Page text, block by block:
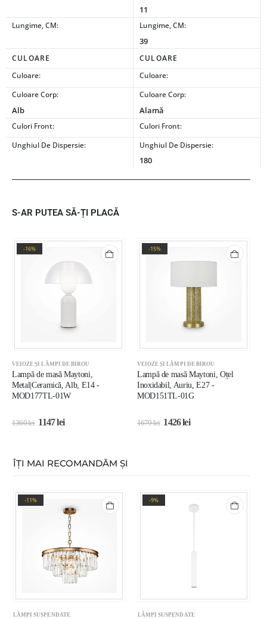
11
Lungime, CM: Lungime, CM:
39
CULOARE
CULOARE
Culoare:
Culoare:
Culoare Corp:
Alb
Culoare Corp:
Alamă
Culori Front:
Culori Front:
Unghiul De Dispersie:
Unghiul De Dispersie:
180
S-AR PUTEA SĂ-ȚI PLACĂ
-16%
VEIOZE ȘI LĂMPI DE BIROU
Lampă de masă Maytoni,
Metal|Ceramică, Alb, E14 -
MOD177TL-01W
1360lei 1147lei
-15%
VEIOZE ȘI LĂMPI DE BIROU
Lampă de masă Maytoni, Oțel
Inoxidabil, Auriu, E27 -
MOD151TL-01G
1679lei 1426lei
ÎȚI MAI RECOMANDĂM ȘI
-11%
LĂMPI SUSPENDATE
-9%
LĂMPI SUSPENDATE